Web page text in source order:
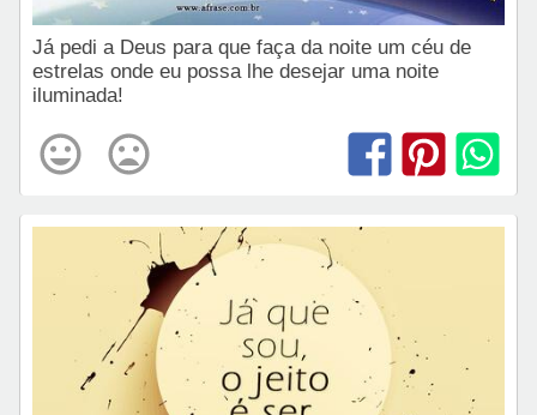
Já pedi a Deus para que faça da noite um céu de
estrelas onde eu possa lhe desejar uma noite
iluminada!